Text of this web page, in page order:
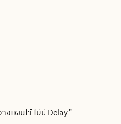
างแผนไว้ ไม่มี Delay”